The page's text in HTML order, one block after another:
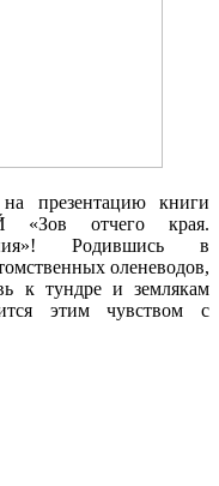
презентацию книги
«Зов отчего края.
Родившись в
оленеводов,
к тундре и землякам
этим чувством с